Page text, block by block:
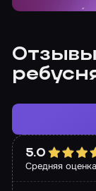
Средняя оценка
5.0